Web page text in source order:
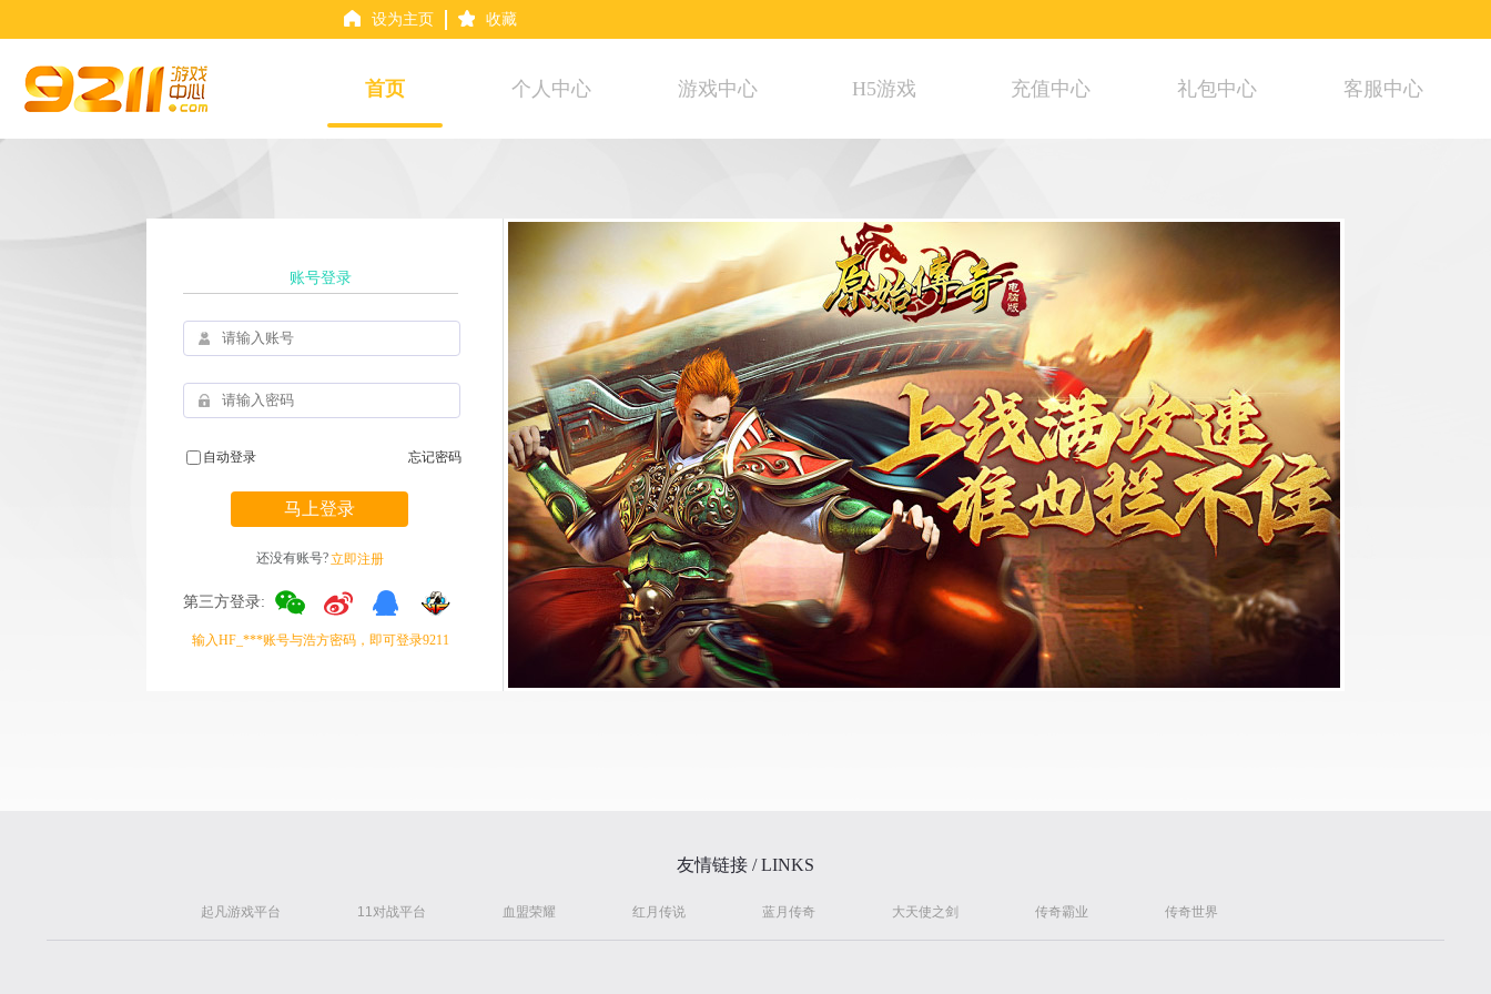
设为主页 收藏
首页 个人中心 游戏中心 H5游戏 充值中心 礼包中心 客服中心
账号登录
自动登录 忘记密码
马上登录
还没有账号?立即注册
第三方登录:
输入HF_***账号与浩方密码，即可登录9211
友情链接 / LINKS
起凡游戏平台 11对战平台 血盟荣耀 红月传说 蓝月传奇 大天使之剑 传奇霸业 传奇世界